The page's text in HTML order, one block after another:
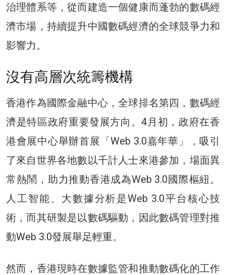
治理體系等，從而建造一個健康而蓬勃的數碼經
濟市場，持續提升中國數碼經濟的全球競爭力和
影響力。
沒有高層次統籌機構
香港作為國際金融中心，全球排名第四，數碼經
濟是特區政府重要發展方向。4月初，政府在香
港會展中心舉辦首展「Web 3.0嘉年華」，吸引
了來自世界各地數以千計人士來港參加，場面異
常熱鬧，助力推動香港成為Web 3.0國際樞紐。
人工智能、大數據分析是Web 3.0平台核心技
術，而其研製是以數碼驅動，因此數碼管理對推
動Web 3.0發展舉足輕重。
然而，香港現時在數據監管和推動數碼化的工作